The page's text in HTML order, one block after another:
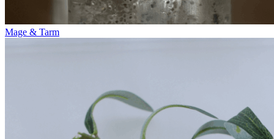
Mage & Tarm